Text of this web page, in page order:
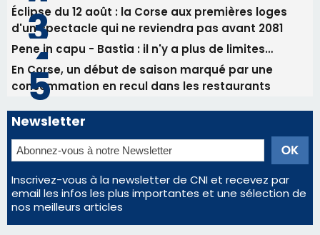
Les plus lus
Éclipse du 12 août : Où s'installer en Corse pour
profiter pleinement du spectacle ?
Satine Nomary est la nouvelle Miss Corse 2026
Éclipse du 12 août : la Corse aux premières loges
d'un spectacle qui ne reviendra pas avant 2081
Pene in capu - Bastia : il n'y a plus de limites…
En Corse, un début de saison marqué par une